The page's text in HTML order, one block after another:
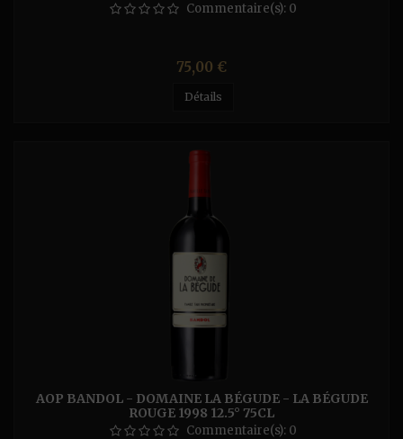
Commentaire(s): 0
Prix
75,00 €
Détails
AOP BANDOL - DOMAINE LA BÉGUDE - LA BÉGUDE
ROUGE 1998 12.5° 75CL
Commentaire(s): 0